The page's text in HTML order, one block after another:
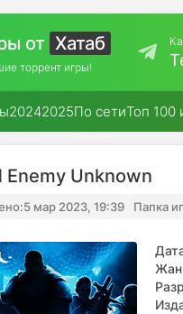
от Хатаб
торрент игры!
20242025По сетиТоп 100
Enemy Unknown
5 мар 2023, 19:39 Папка